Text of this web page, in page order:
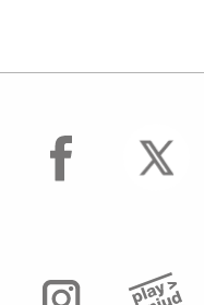
facebook